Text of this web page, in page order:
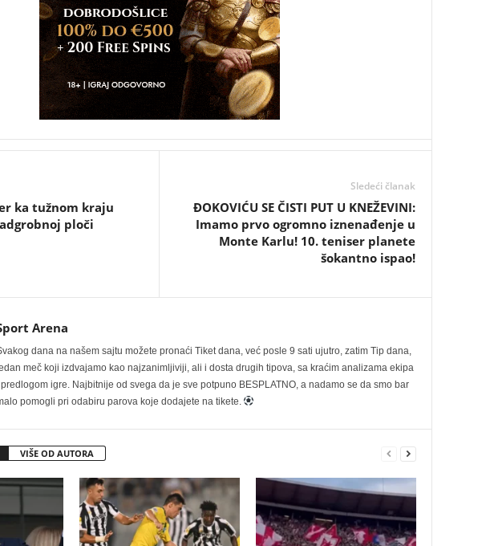
ka tužnom kraju
ploči
Sledeći članak
ĐOKOVIĆU SE ČISTI PUT U KNEŽEVINI:
Imamo prvo ogromno iznenađenje u
Monte Karlu! 10. teniser planete
šokantno ispao!
Arena
dana na našem sajtu možete pronaći Tiket dana, već posle 9 sati ujutro, zatim Tip dana,
meč koji izdvajamo kao najzanimljiviji, ali i dosta drugih tipova, sa kraćim analizama ekipa
igre. Najbitnije od svega da je sve potpuno BESPLATNO, a nadamo se da smo bar
pomogli pri odabiru parova koje dodajete na tikete.
VIŠE OD AUTORA